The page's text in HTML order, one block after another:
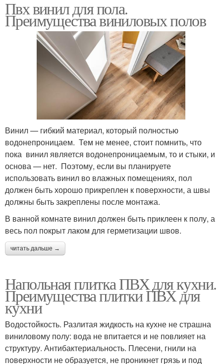
Пвх винил для пола.
Преимущества виниловых полов
Винил — гибкий материал, который полностью
водонепроницаем. Тем не менее, стоит помнить, что
пока винил является водонепроницаемым, то и стыки, и
основа — нет. Поэтому, если вы планируете
использовать винил во влажных помещениях, пол
должен быть хорошо прикреплен к поверхности, а швы
должны быть закреплены после монтажа.
В ванной комнате винил должен быть приклеен к полу, а
весь пол покрыт лаком для герметизации швов.
читать дальше →
Напольная плитка ПВХ для кухни.
Преимущества плитки ПВХ для
кухни
Водостойкость. Разлитая жидкость на кухне не страшна
виниловому полу: вода не впитается и не повлияет на
структуру. Антибактериальность. Плесени, гнили на
поверхности не образуется, не проникнет грязь и под